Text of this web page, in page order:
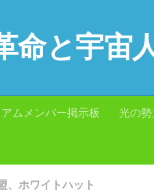
命と宇宙
ムメンバー掲示板 光の
、ホワイトハット